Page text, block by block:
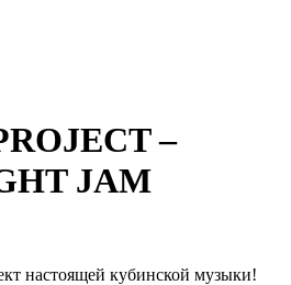
–
JAM
настоящей кубинской музыки!